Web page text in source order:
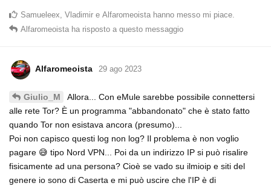
Samueleex Vladimir e Alfaromeoista hanno messo mi piace
Alfaromeoista ha risposto a questo messaggio
Alfaromeoista 29 ago 2023
Giulio_M
Allora... Con eMule sarebbe possibile connettersi
alle rete Tor? È un programma "abbandonato" che è stato fatto
quando Tor non esistava ancora (presumo)...
Poi non capisco questi log non log? Il problema è non voglio
pagare 😅 tipo Nord VPN... Poi da un indirizzo IP si può risalire
fisicamente ad una persona? Cioè se vado su ilmioip e siti del
genere io sono di Caserta e mi può uscire che l'IP è di